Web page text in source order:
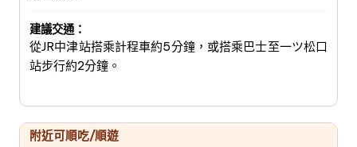
建議交通：
從JR中津站搭乘計程車約5分鐘，或搭乘巴士至一ツ松口
站步行約2分鐘。
附近可順吃/順遊